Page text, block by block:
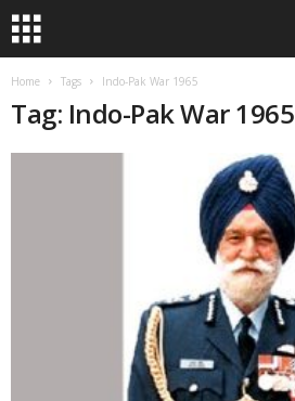
Home Tags Indo-Pak War 1965
Tag: Indo-Pak War 1965